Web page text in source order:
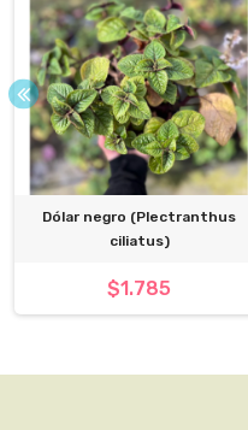
Dólar negro (Plectranthus
ciliatus)
$1.785